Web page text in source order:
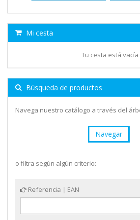
Mi cesta
Tu cesta está vacía
Búsqueda de productos
Navega nuestro catálogo a través del
Navegar
o filtra según algún criterio:
Referencia | EAN